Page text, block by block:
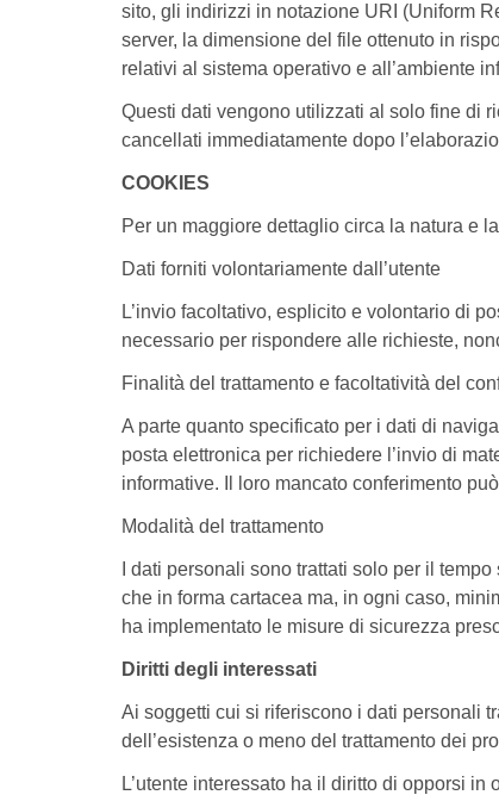
sito, gli indirizzi in notazione URI (Uniform
server, la dimensione del file ottenuto in
relativi al sistema operativo e all’ambiente
Questi dati vengono utilizzati al solo fine di
cancellati immediatamente dopo
COOKIES
Per un maggiore dettaglio circa la natura e
Dati forniti volontariamente dall’utente
L’invio facoltativo, esplicito e volontario di
necessario per rispondere alle richieste,
Finalità del trattamento e facoltatività del
A parte quanto specificato per i dati di
posta elettronica per richiedere l’invio di
informative. Il loro mancato conferimento
Modalità del trattamento
I dati personali sono trattati solo per il
che in forma cartacea ma, in ogni caso,
ha implementato le misure di sicurezza
Diritti degli interessati
Ai soggetti cui si riferiscono i dati personali
dell’esistenza o meno del trattamento dei
L’utente interessato ha il diritto di opporsi